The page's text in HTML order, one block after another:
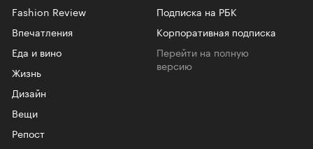
Fashion Review
Впечатления
Еда и вино
Жизнь
Дизайн
Вещи
Репост
Подписка на РБК
Корпоративная подписка
Перейти на полную
версию